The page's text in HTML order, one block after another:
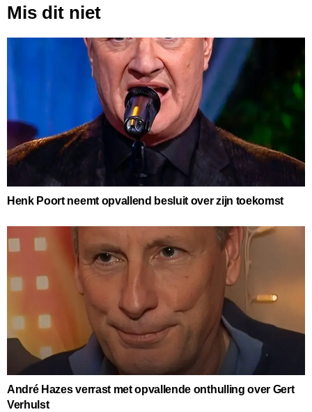
Mis dit niet
Henk Poort neemt opvallend besluit over zijn toekomst
André Hazes verrast met opvallende onthulling over Gert
Verhulst